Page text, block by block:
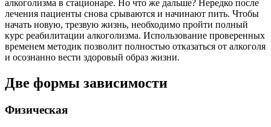
алкоголизма в стационаре. Но что же дальше? Нередко после
лечения пациенты снова срываются и начинают пить. Чтобы
начать новую, трезвую жизнь, необходимо пройти полный
курс реабилитации алкоголизма. Использование проверенных
временем методик позволит полностью отказаться от алкоголя
и осознанно вести здоровый образ жизни.
Две формы зависимости
Физическая